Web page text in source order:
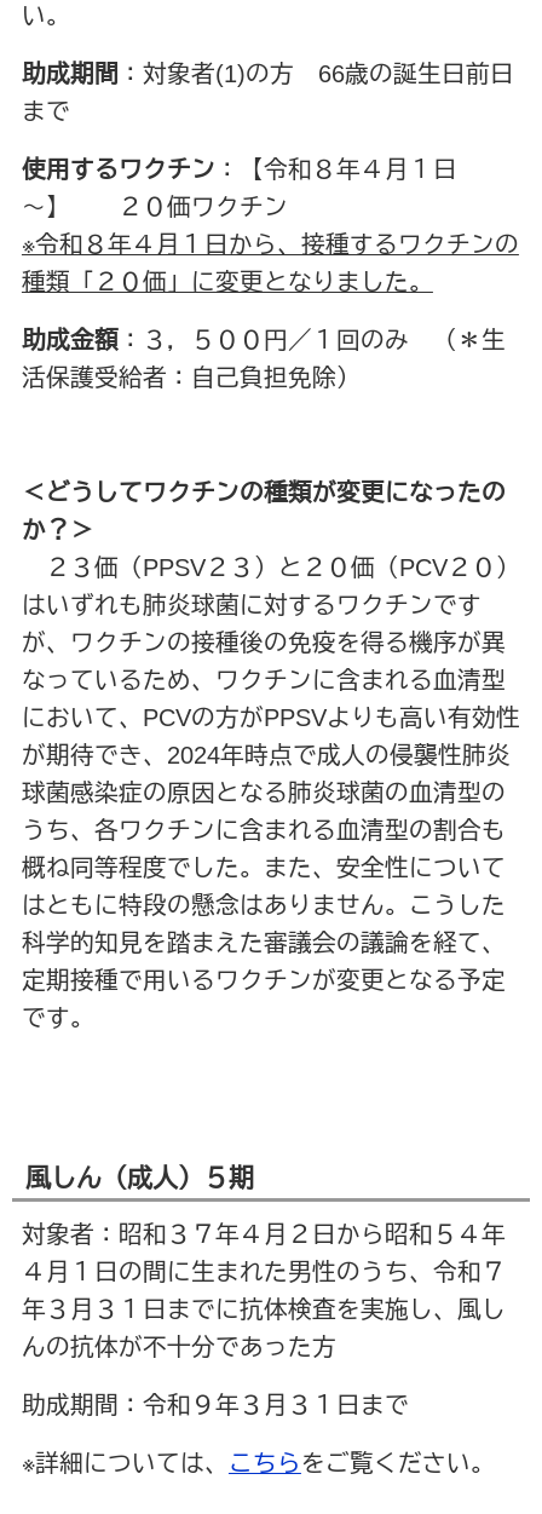
い。
助成期間 ：対象者(1)の方 66歳の誕生日前日
まで
使用するワクチン ：【令和８年４月１日
～】 ２０価ワクチン
※令和８年４月１日から、接種するワクチンの
種類「２０価」に変更となりました。
助成金額 ：３，５００円／１回のみ （＊生
活保護受給者：自己負担免除）
＜どうしてワクチンの種類が変更になったの
か？＞
２３価（PPSV２３）と２０価（PCV２０）
はいずれも肺炎球菌に対するワクチンです
が、ワクチンの接種後の免疫を得る機序が異
なっているため、ワクチンに含まれる血清型
において、PCVの方がPPSVよりも高い有効性
が期待でき、2024年時点で成人の侵襲性肺炎
球菌感染症の原因となる肺炎球菌の血清型の
うち、各ワクチンに含まれる血清型の割合も
概ね同等程度でした。また、安全性について
はともに特段の懸念はありません。こうした
科学的知見を踏まえた審議会の議論を経て、
定期接種で用いるワクチンが変更となる予定
です。
風しん（成人）５期
対象者：昭和３７年４月２日から昭和５４年
４月１日の間に生まれた男性のうち、令和７
年３月３１日までに抗体検査を実施し、風し
んの抗体が不十分であった方
助成期間：令和９年３月３１日まで
※詳細については、 こちら をご覧ください。